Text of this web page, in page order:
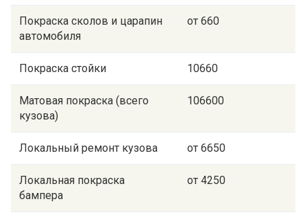
Покраска сколов и царапин
автомобиля
от 660
Покраска стойки 10660
Матовая покраска (всего
кузова)
106600
Локальный ремонт кузова от 6650
Локальная покраска
бампера
от 4250